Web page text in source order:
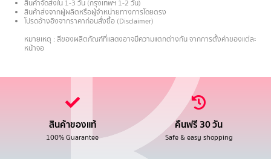
สินค้าจัดส่งใน 1-3 วัน (กรุงเทพฯ 1-2 วัน)
สินค้าส่งจากผู้ผลิตหรือผู้จำหน่ายทางการโดยตรง
โปรดอ้างอิงจากราคาก่อนสั่งซื้อ (Disclaimer)
หมายเหตุ : สีของผลิตภัณฑ์ที่แสดงอาจมีความแตกต่างกัน จากการตั้งค่าของแต่ละ
หน้าจอ
สินค้าของแท้
100% Guarantee
คืนฟรี 30 วัน
Safe & easy shopping